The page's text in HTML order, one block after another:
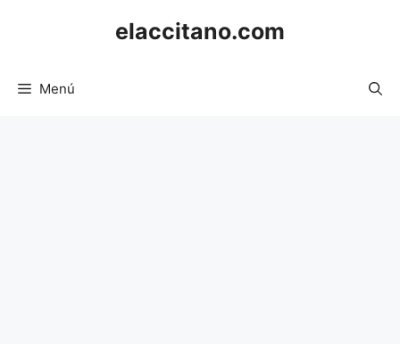
elaccitano.com
Menú